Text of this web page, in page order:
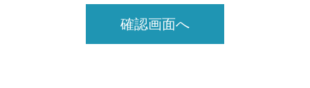
確認画面へ